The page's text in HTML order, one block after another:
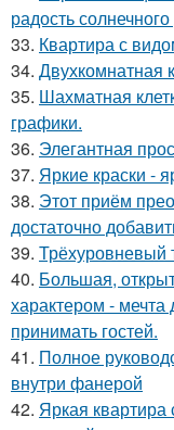
радость
33. Квартира с
34. Двухкомнатная
35. Шахматная
графики.
36. Элегантная
37. Яркие краски -
38. Этот приём
достаточно
39. Трёхуровневый
40. Большая,
характером - мечта
принимать гостей.
41. Полное
внутри фанерой
42. Яркая квартира